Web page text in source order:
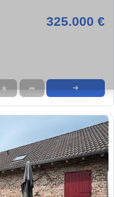
325.000 €
★ ➦ ➜